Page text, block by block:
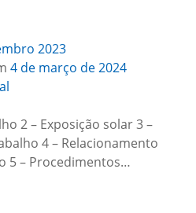
2023
4 de março de 2024
2 – Exposição solar 3 –
4 – Relacionamento
5 – Procedimentos…